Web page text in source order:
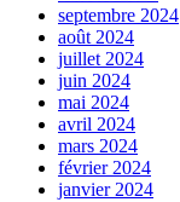
septembre 2024
août 2024
juillet 2024
juin 2024
mai 2024
avril 2024
mars 2024
février 2024
janvier 2024